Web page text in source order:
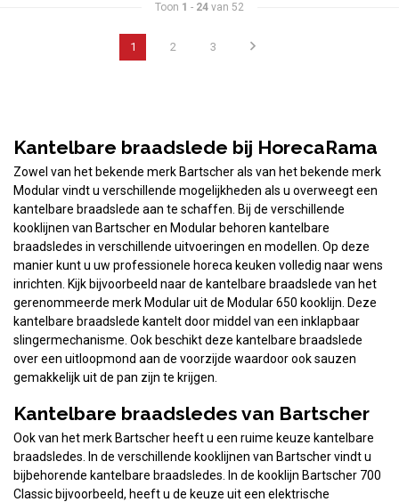
Toon 1 - 24 van 52
1 2 3
Kantelbare braadslede bij HorecaRama
Zowel van het bekende merk Bartscher als van het bekende merk
Modular vindt u verschillende mogelijkheden als u overweegt een
kantelbare braadslede aan te schaffen. Bij de verschillende
kooklijnen van Bartscher en Modular behoren kantelbare
braadsledes in verschillende uitvoeringen en modellen. Op deze
manier kunt u uw professionele horeca keuken volledig naar wens
inrichten. Kijk bijvoorbeeld naar de kantelbare braadslede van het
gerenommeerde merk Modular uit de Modular 650 kooklijn. Deze
kantelbare braadslede kantelt door middel van een inklapbaar
slingermechanisme. Ook beschikt deze kantelbare braadslede
over een uitloopmond aan de voorzijde waardoor ook sauzen
gemakkelijk uit de pan zijn te krijgen.
Kantelbare braadsledes van Bartscher
Ook van het merk Bartscher heeft u een ruime keuze kantelbare
braadsledes. In de verschillende kooklijnen van Bartscher vindt u
bijbehorende kantelbare braadsledes. In de kooklijn Bartscher 700
Classic bijvoorbeeld, heeft u de keuze uit een elektrische